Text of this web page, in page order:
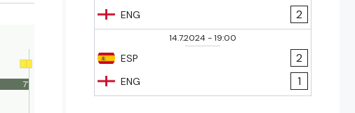
7'
ENG
2
14.7.2024-19:00
ESP
ENG
2
1